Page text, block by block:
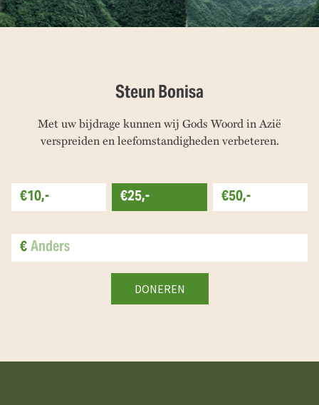
Steun Bonisa
Met uw bijdrage kunnen wij Gods Woord in Azië
verspreiden en leefomstandigheden verbeteren.
€10,- €25,-
€50,-
€